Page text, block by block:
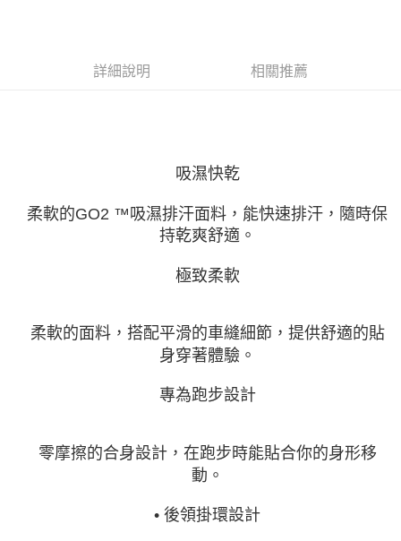
詳細說明 相關推薦
吸濕快乾
柔軟的GO2 ™吸濕排汗面料，能快速排汗，隨時保
持乾爽舒適。
極致柔軟
柔軟的面料，搭配平滑的車縫細節，提供舒適的貼
身穿著體驗。
專為跑步設計
零摩擦的合身設計，在跑步時能貼合你的身形移
動。
• 後領掛環設計